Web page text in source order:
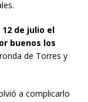
12 de julio el
buenos los
de Torres y
a complicarlo